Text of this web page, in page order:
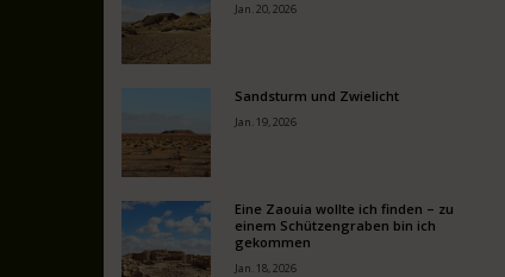
Jan. 20, 2026
Sandsturm und Zwielicht
Jan. 19, 2026
Eine Zaouia wollte ich finden – zu
einem Schützengraben bin ich
gekommen
Jan. 18, 2026